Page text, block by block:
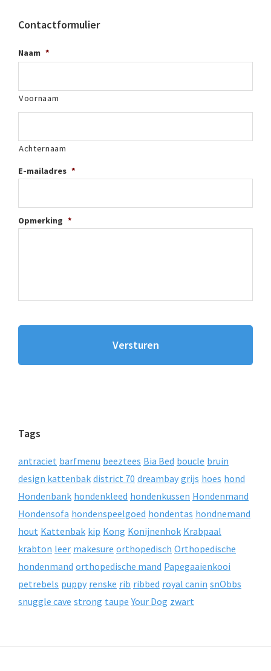
Contactformulier
Naam *
Voornaam
Achternaam
E-mailadres *
Opmerking *
Tags
antraciet barfmenu beeztees Bia Bed boucle bruin
design kattenbak district 70 dreambay grijs hoes hond
Hondenbank hondenkleed hondenkussen Hondenmand
Hondensofa hondenspeelgoed hondentas hondnemand
hout Kattenbak kip Kong Konijnenhok Krabpaal
krabton leer makesure orthopedisch Orthopedische
hondenmand orthopedische mand Papegaaienkooi
petrebels puppy renske rib ribbed royal canin snObbs
snuggle cave strong taupe Your Dog zwart